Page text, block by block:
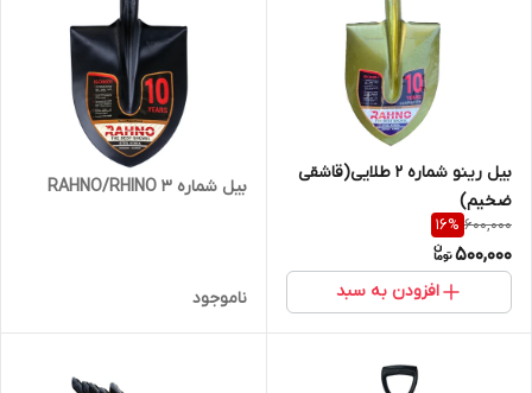
بیل رینو شماره 2 طلایی(قاشقی
ضخیم)
600,000
16%
500,000
افزودن به سبد
بیل شماره 3 RAHNO/RHINO
ناموجود